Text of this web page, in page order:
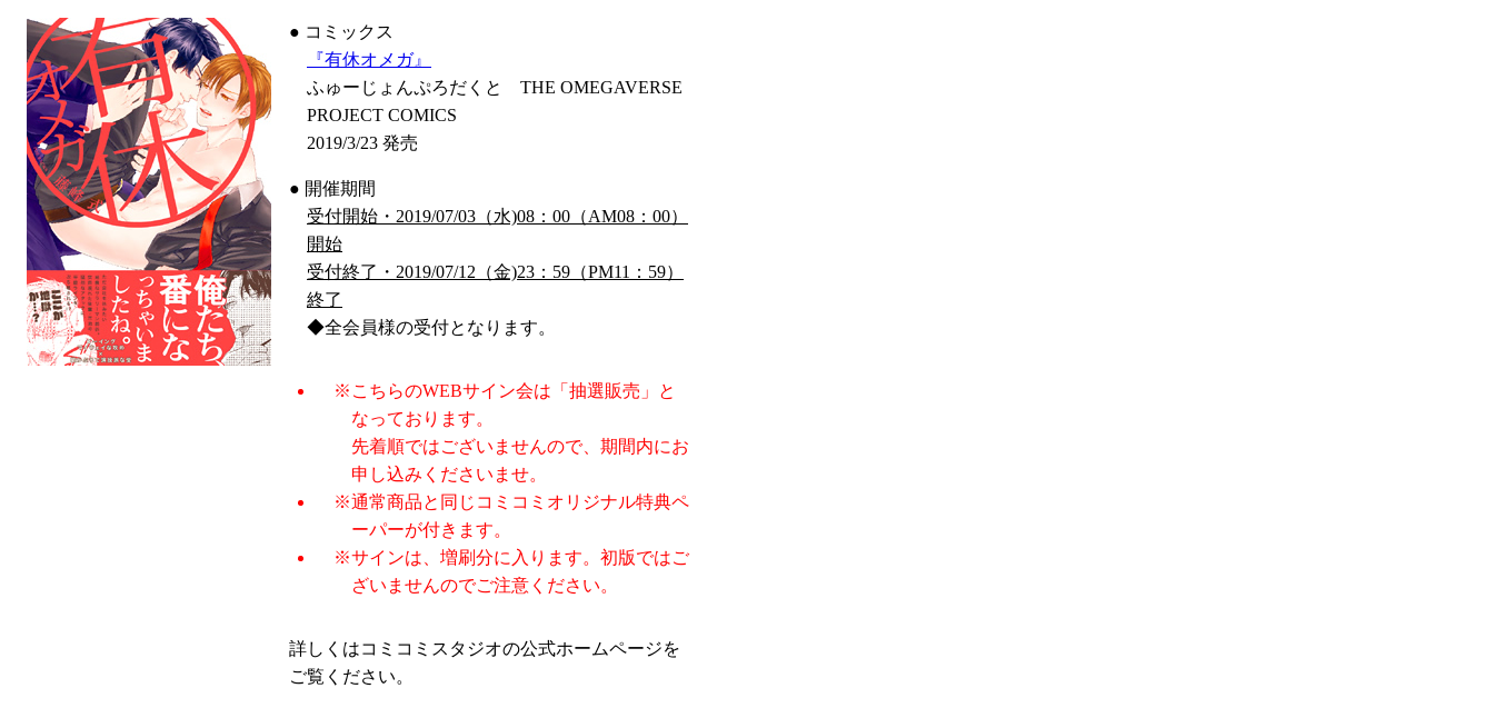
● コミックス
『有休オメガ』
ふゅーじょんぷろだくと THE OMEGAVERSE
PROJECT COMICS
2019/3/23 発売
● 開催期間
受付開始・2019/07/03（水)08：00（AM08：00）
開始
受付終了・2019/07/12（金)23：59（PM11：59）
終了
◆全会員様の受付となります。
※こちらのWEBサイン会は「抽選販売」と
なっております。
先着順ではございませんので、期間内にお
申し込みくださいませ。
※通常商品と同じコミコミオリジナル特典ペ
ーパーが付きます。
※サインは、増刷分に入ります。初版ではご
ざいませんのでご注意ください。
詳しくはコミコミスタジオの公式ホームページを
ご覧ください。